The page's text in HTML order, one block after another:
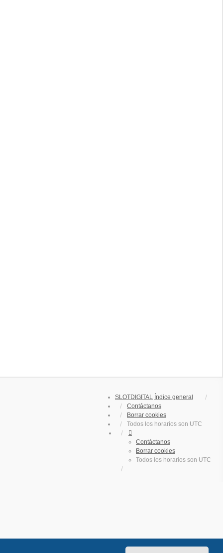
SLOTDIGITAL Índice general
Contáctanos
Borrar cookies
Todos los horarios son UTC
Contáctanos
Borrar cookies
Todos los horarios son UTC